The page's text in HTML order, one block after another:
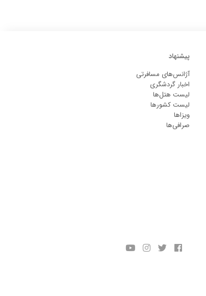
پیشنهاد
آژانس‌های مسافرتی
اخبار گردشگری
لیست هتل‌ها
لیست کشورها
ویزاها
صرافی‌ها